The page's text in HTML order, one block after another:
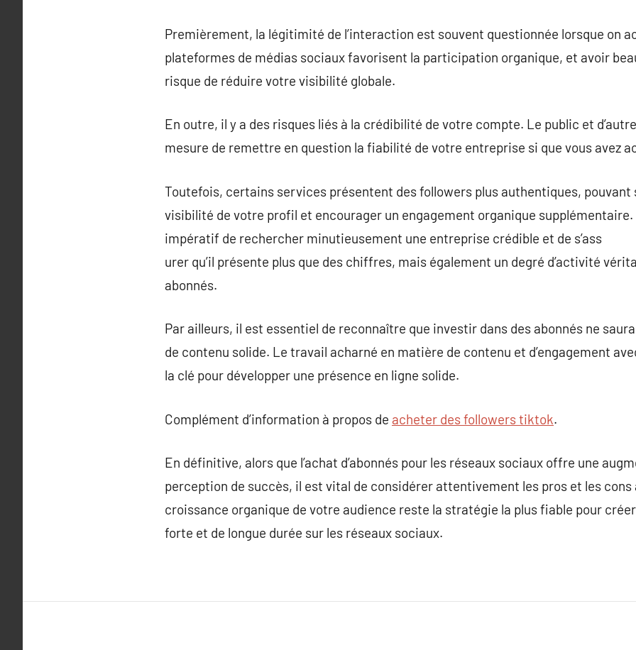
Premièrement, la légitimité de l’interaction est souvent questionnée lorsque on
plateformes de médias sociaux favorisent la participation organique, et avoir
risque de réduire votre visibilité globale.
En outre, il y a des risques liés à la crédibilité de votre compte. Le public et
mesure de remettre en question la fiabilité de votre entreprise si que vous avez
Toutefois, certains services présentent des followers plus authentiques, pouvant
visibilité de votre profil et encourager un engagement organique
impératif de rechercher minutieusement une entreprise crédible et de s’ass
urer qu’il présente plus que des chiffres, mais également un degré d’activité
abonnés.
Par ailleurs, il est essentiel de reconnaître que investir dans des abonnés ne
de contenu solide. Le travail acharné en matière de contenu et d’engagement
la clé pour développer une présence en ligne solide.
Complément d’information à propos de acheter des followers tiktok.
En définitive, alors que l’achat d’abonnés pour les réseaux sociaux offre une
perception de succès, il est vital de considérer attentivement les pros et les cons
croissance organique de votre audience reste la stratégie la plus fiable pour
forte et de longue durée sur les réseaux sociaux.